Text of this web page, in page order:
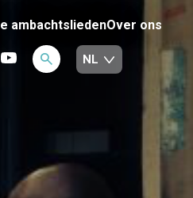
ambachtsliedenOver ons